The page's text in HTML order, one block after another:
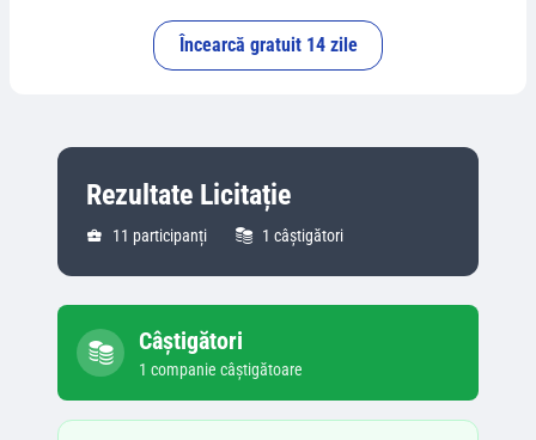
Încearcă gratuit 14 zile
Rezultate Licitație
11 participanți 1 câștigători
Câștigători
1 companie câștigătoare